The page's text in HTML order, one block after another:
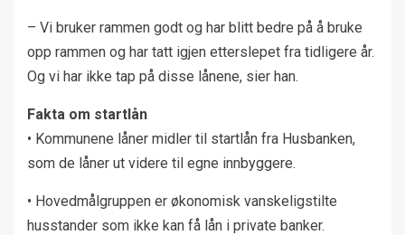
– Vi bruker rammen godt og har blitt bedre på å bruke
opp rammen og har tatt igjen etterslepet fra tidligere år.
Og vi har ikke tap på disse lånene, sier han.
Fakta om startlån
• Kommunene låner midler til startlån fra Husbanken,
som de låner ut videre til egne innbyggere.
• Hovedmålgruppen er økonomisk vanskeligstilte
husstander som ikke kan få lån i private banker.